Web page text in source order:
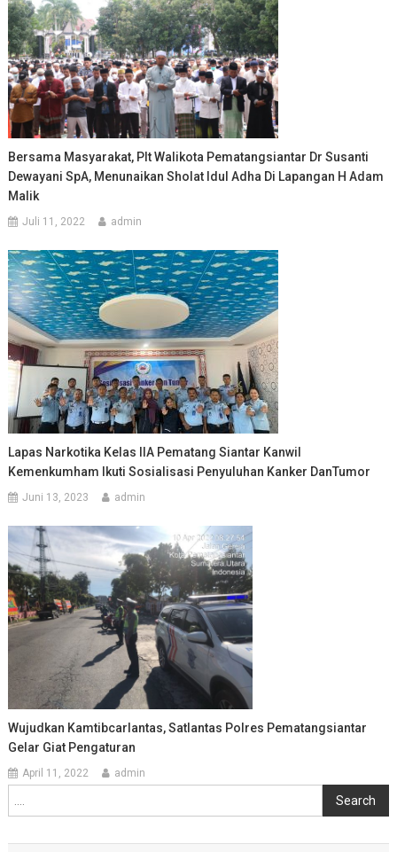
Bersama Masyarakat, Plt Walikota Pematangsiantar Dr Susanti
Dewayani SpA, Menunaikan Sholat Idul Adha Di Lapangan H Adam
Malik
Juli 11, 2022 admin
Lapas Narkotika Kelas IIA Pematang Siantar Kanwil
Kemenkumham Ikuti Sosialisasi Penyuluhan Kanker DanTumor
Juni 13, 2023 admin
Wujudkan Kamtibcarlantas, Satlantas Polres Pematangsiantar
Gelar Giat Pengaturan
April 11, 2022 admin
Search